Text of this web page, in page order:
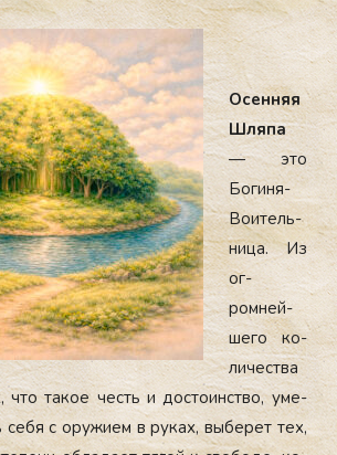
Осен­няя
Шля­па
— это
Бо­гиня-
Во­итель­
ни­ца. Из
ог­
ромней­
ше­го ко­
личес­тва
та­кое честь и дос­то­инс­тво, уме­
с ору­жи­ем в ру­ках, вы­берет тех,